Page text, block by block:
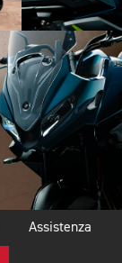
Assistenza